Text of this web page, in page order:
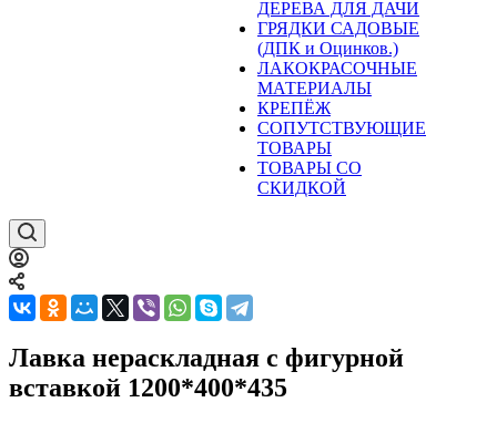
ДЕРЕВА ДЛЯ ДАЧИ
ГРЯДКИ САДОВЫЕ
(ДПК и Оцинков.)
ЛАКОКРАСОЧНЫЕ
МАТЕРИАЛЫ
КРЕПЁЖ
СОПУТСТВУЮЩИЕ
ТОВАРЫ
ТОВАРЫ СО
СКИДКОЙ
Лавка нераскладная с фигурной
вставкой 1200*400*435